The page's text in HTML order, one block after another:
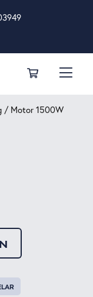
/ Motor 1500W